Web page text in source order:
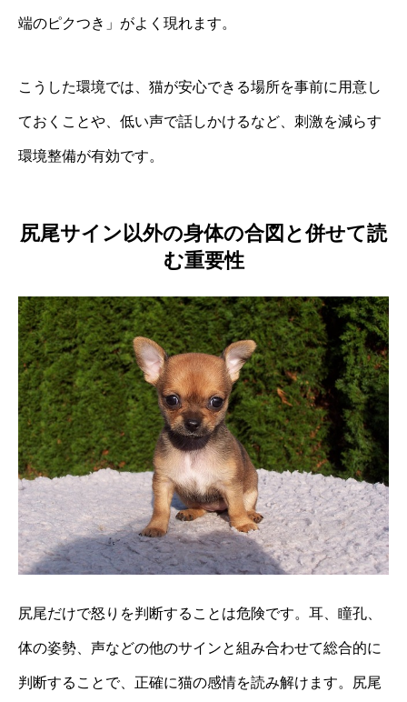
端のピクつき」がよく現れます。
こうした環境では、猫が安心できる場所を事前に用意し
ておくことや、低い声で話しかけるなど、刺激を減らす
環境整備が有効です。
尻尾サイン以外の身体の合図と併せて読
む重要性
尻尾だけで怒りを判断することは危険です。耳、瞳孔、
体の姿勢、声などの他のサインと組み合わせて総合的に
判断することで、正確に猫の感情を読み解けます。尻尾